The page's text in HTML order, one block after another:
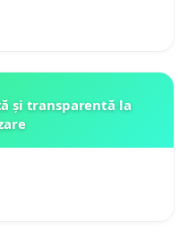
și transparentă la